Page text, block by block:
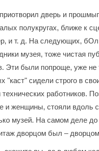
дверь и
полукругах, ближе к
и т. д. На следующих,
музея, тоже чистая
Эти были попроще, уже не
"каст" сидели строго в
работников.
и женщины, стояли вдоль
музей. На самом деле
дворцом был –